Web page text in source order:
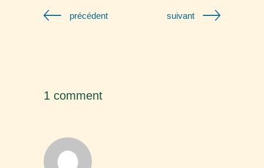
précédent suivant
1 comment